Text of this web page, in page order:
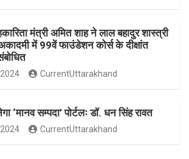
मंत्री अमित शाह ने लाल बहादुर शास्त्री
में 99वें फाउंडेशन कोर्स के दीक्षांत
CurrentUttarakhand
‘मानव सम्पदा’ पोर्टलः डॉ. धन सिंह रावत
CurrentUttarakhand